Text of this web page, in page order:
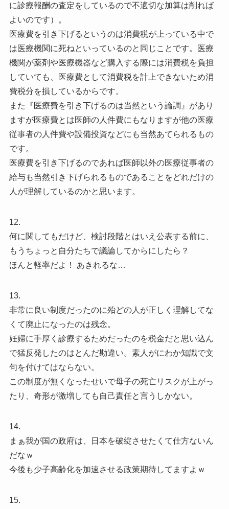
に診療報酬の査定をしているので不適切な加算は削れば
よいのです）。
医療費を引き下げるというのは消費税が上っている中で
は医療機関に死ねといっているのと同じことです。医療
機関が薬剤や医療機器など購入する際には消費税を負担
していても、医療費として消費税を計上できないため消
費税分を損しているからです。
また『医療費を引き下げるのは当然という論調』があり
ますが医療費とは医師の人件費にもなりますが他の医療
従事者の人件費や設備投資などにも当然あてられるもの
です。
医療費を引き下げるのであれば医師以外の医療従事者の
給与も当然引き下げられるものであることをどれだけの
人が理解しているのかと思います。
12.
何に関してもだけど、検討段階とはいえ公表する前に、
もうちょっと自分たちで議論してからにしたら？
ほんと軽率だよ！ あきれるな…
13.
非常に良い制度だったのに殆どの人が正しく理解してな
くて廃止になったのは残念。
妊婦に手厚く診療するためだったのを税金だと思い込ん
で猛反発したのはとんだ勘違い。素人がにわか知識で文
句を付けてはならない。
この制度が無くなったせいで母子の死亡リスクが上がっ
たり、奇形が激増しても自己責任と言うしかない。
14.
まぁ我が国の政府は、日本を破綻させたくて仕方ないん
だなｗ
今後も少子高齢化を加速させる政策期待してますよｗ
15.